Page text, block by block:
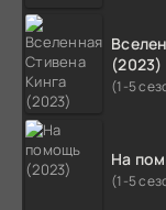
(2023)
(1-5
На
(1-5